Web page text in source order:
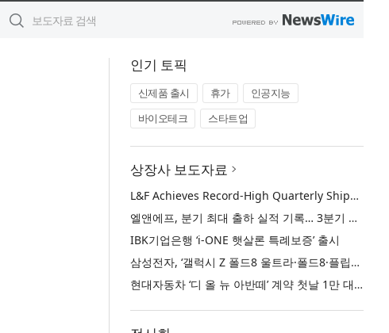
인기 토픽
신제품 출시 휴가
인공지능
바이오테크
스타트업
상장사 보도자료
L&F Achieves Record-High Quarterly Shipments, Begins LFP Supply for North American ESS in Q3 Advancing its Two-Track NCM and LFP Growth Strategy
엘앤에프, 분기 최대 출하 실적 기록… 3분기 북미 ESS향 LFP 공급 착수 NCM+LFP ‘2-Track’ 성장 전략 실현
IBK기업은행 ‘i-ONE 햇살론 특례보증’ 출시
삼성전자, ‘갤럭시 Z 폴드8 울트라·폴드8·플립8’과 ‘갤럭시 워치 울트라2·워치9’ 국내 공식 출시
현대자동차 ‘디 올 뉴 아반떼’ 계약 첫날 1만 대 돌파